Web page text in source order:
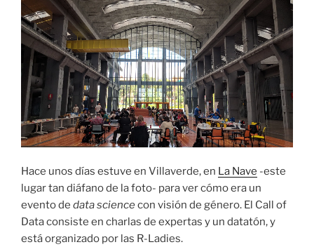
Hace unos días estuve en Villaverde, en La Nave -este
lugar tan diáfano de la foto- para ver cómo era un
evento de data sciencecon visión de género. El Call of
Data consiste en charlas de expertas y un datatón, y
está organizado por las R-Ladies.